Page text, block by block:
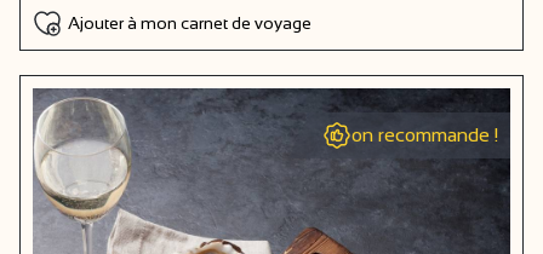
Ajouter à mon carnet de voyage
on recommande !